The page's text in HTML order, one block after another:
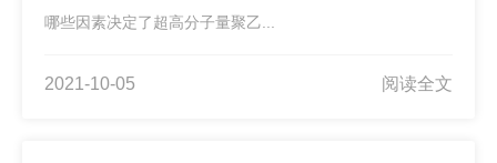
哪些因素决定了超高分子量聚乙...
2021-10-05 阅读全文